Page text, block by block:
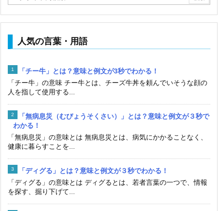
人気の言葉・用語
「チー牛」とは？意味と例文が3秒でわかる！
「チー牛」の意味 チー牛とは、チーズ牛丼を頼んでいそうな顔の
人を指して使用する...
「無病息災（むびょうそくさい）」とは？意味と例文が３秒で
わかる！
「無病息災」の意味とは 無病息災とは、病気にかかることなく、
健康に暮らすことを...
「ディグる」とは？意味と例文が３秒でわかる！
「ディグる」の意味とは ディグるとは、若者言葉の一つで、情報
を探す、掘り下げて...